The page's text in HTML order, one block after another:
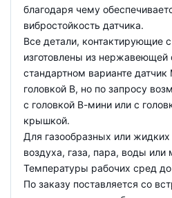
благодаря чему
вибростойкость датчика.
Все детали, контактирующие
изготовлены из нержавеющей
стандартном варианте
головкой В, но по запросу
с головкой В-мини или с
крышкой.
Для газообразных или
воздуха, газа, пара, воды или
Температуры рабочих сред
По заказу поставляется со